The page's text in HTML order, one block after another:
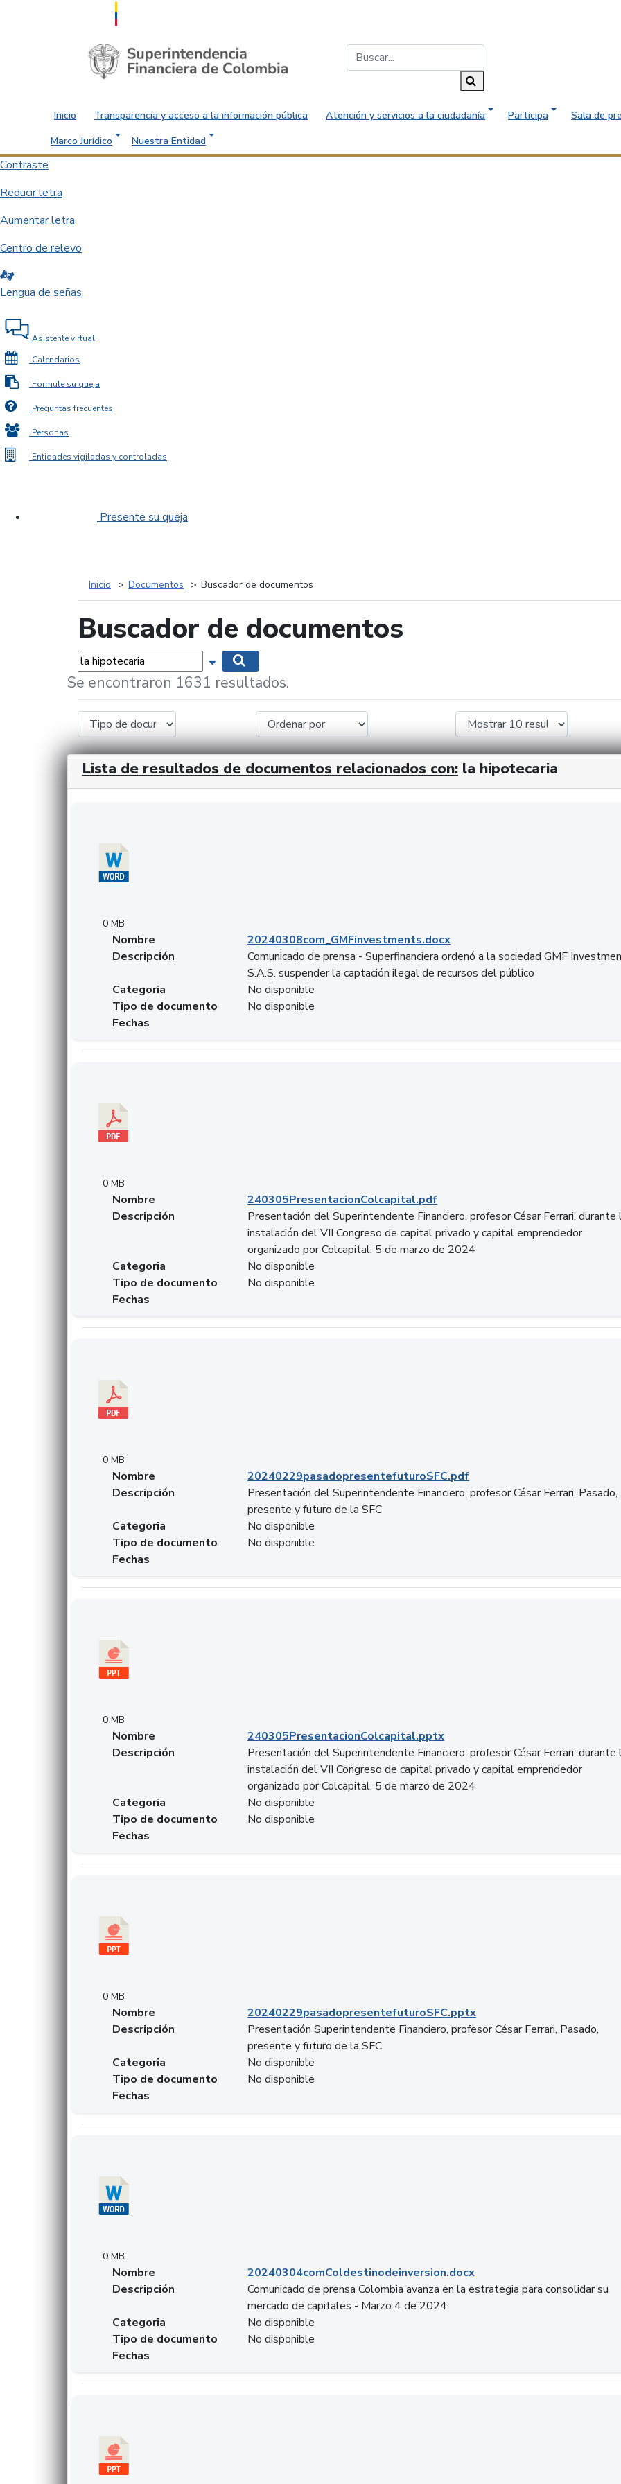
Saltar al contenido principal
Inicio Transparencia y acceso a la información pública Atención y servicios a la ciudadanía Participa
Sala de
Marco Jurídico
Nuestra Entidad
Contraste
Reducir letra
Aumentar letra
Centro de relevo
Lengua de señas
Asistente virtual
Calendarios
Formule su queja
Preguntas frecuentes
Personas
Entidades vigiladas y controladas
Presente su queja
Inicio Documentos Buscador de documentos
Buscador de documentos
Palabras... Mostrar opciones de búsqueda
Se encontraron 1631 resultados.
Lista de resultados de documentos relacionados con: la hipotecaria
0 MB
Nombre
20240308com_GMFinvestments.docx
Descripción
Comunicado de prensa - Superfinanciera ordenó a la sociedad GMF
S.A.S. suspender la captación ilegal de recursos del público
Categoria
No disponible
Tipo de documento
No disponible
Fechas
0 MB
Nombre
240305PresentacionColcapital.pdf
Descripción
Presentación del Superintendente Financiero, profesor César Ferrari, durante
instalación del VII Congreso de capital privado y capital emprendedor
organizado por Colcapital. 5 de marzo de 2024
Categoria
No disponible
Tipo de documento
No disponible
Fechas
0 MB
Nombre
20240229pasadopresentefuturoSFC.pdf
Descripción
Presentación del Superintendente Financiero, profesor César Ferrari, Pasado,
presente y futuro de la SFC
Categoria
No disponible
Tipo de documento
No disponible
Fechas
0 MB
Nombre
240305PresentacionColcapital.pptx
Descripción
Presentación del Superintendente Financiero, profesor César Ferrari, durante
instalación del VII Congreso de capital privado y capital emprendedor
organizado por Colcapital. 5 de marzo de 2024
Categoria
No disponible
Tipo de documento
No disponible
Fechas
0 MB
Nombre
20240229pasadopresentefuturoSFC.pptx
Descripción
Presentación Superintendente Financiero, profesor César Ferrari, Pasado,
presente y futuro de la SFC
Categoria
No disponible
Tipo de documento
No disponible
Fechas
0 MB
Nombre
20240304comColdestinodeinversion.docx
Descripción
Comunicado de prensa Colombia avanza en la estrategia para consolidar su
mercado de capitales - Marzo 4 de 2024
Categoria
No disponible
Tipo de documento
No disponible
Fechas